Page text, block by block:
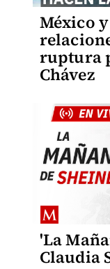
México
ruptura
Chávez
'La
Claudia